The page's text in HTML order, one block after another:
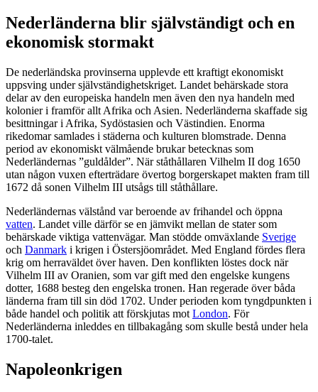
Nederländerna blir självständigt och en
ekonomisk stormakt
De nederländska provinserna upplevde ett kraftigt ekonomiskt
uppsving under självständighetskriget. Landet behärskade stora
delar av den europeiska handeln men även den nya handeln med
kolonier i framför allt Afrika och Asien. Nederländerna skaffade sig
besittningar i Afrika, Sydöstasien och Västindien. Enorma
rikedomar samlades i städerna och kulturen blomstrade. Denna
period av ekonomiskt välmående brukar betecknas som
Nederländernas ”guldålder”. När ståthållaren Vilhelm II dog 1650
utan någon vuxen efterträdare övertog borgerskapet makten fram till
1672 då sonen Vilhelm III utsågs till ståthållare.
Nederländernas välstånd var beroende av frihandel och öppna
vatten. Landet ville därför se en jämvikt mellan de stater som
behärskade viktiga vattenvägar. Man stödde omväxlande Sverige
och Danmark i krigen i Östersjöområdet. Med England fördes flera
krig om herraväldet över haven. Den konflikten löstes dock när
Vilhelm III av Oranien, som var gift med den engelske kungens
dotter, 1688 besteg den engelska tronen. Han regerade över båda
länderna fram till sin död 1702. Under perioden kom tyngdpunkten i
både handel och politik att förskjutas mot London. För
Nederländerna inleddes en tillbakagång som skulle bestå under hela
1700-talet.
Napoleonkrigen